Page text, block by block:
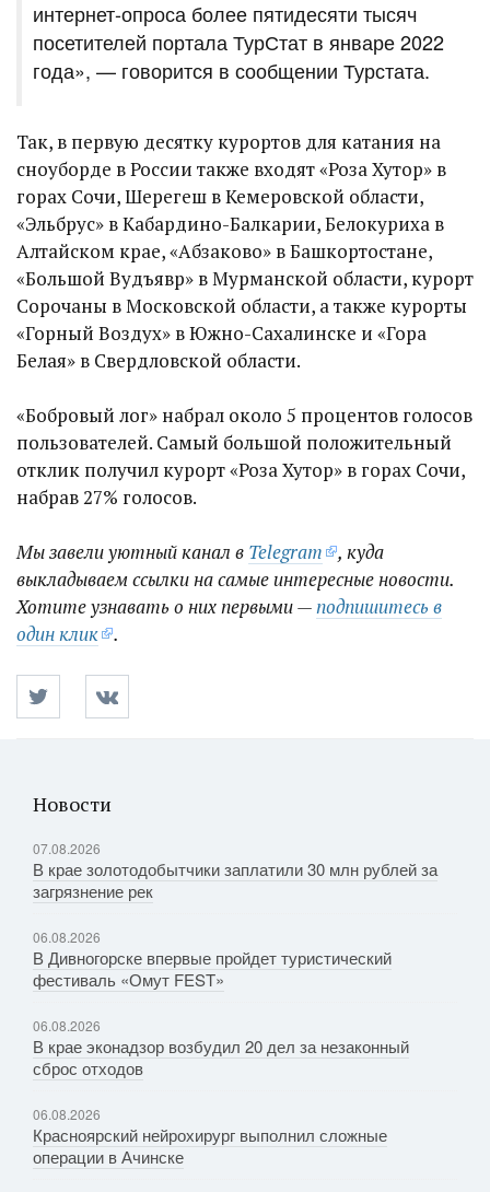
интернет-опроса более пятидесяти тысяч
посетителей портала ТурСтат в январе 2022
года», — говорится в сообщении Турстата.
Так, в первую десятку курортов для катания на
сноуборде в России также входят «Роза Хутор» в
горах Сочи, Шерегеш в Кемеровской области,
«Эльбрус» в Кабардино-Балкарии, Белокуриха в
Алтайском крае, «Абзаково» в Башкортостане,
«Большой Вудъявр» в Мурманской области, курорт
Сорочаны в Московской области, а также курорты
«Горный Воздух» в Южно-Сахалинске и «Гора
Белая» в Свердловской области.
«Бобровый лог» набрал около 5 процентов голосов
пользователей. Самый большой положительный
отклик получил курорт «Роза Хутор» в горах Сочи,
набрав 27% голосов.
Мы завели уютный канал в Telegram
, куда
выкладываем ссылки на самые интересные новости.
Хотите узнавать о них первыми —подпишитесь в
один клик
.
Новости
07.08.2026
В крае золотодобытчики заплатили 30 млн рублей за
загрязнение рек
06.08.2026
В Дивногорске впервые пройдет туристический
фестиваль «Омут FEST»
06.08.2026
В крае эконадзор возбудил 20 дел за незаконный
сброс отходов
06.08.2026
Красноярский нейрохирург выполнил сложные
операции в Ачинске